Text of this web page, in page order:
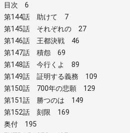
目次 6
第144話 助けて 7
第145話 それぞれの 27
第146話 王都決戦 46
第147話 積怨 69
第148話 今行くよ 89
第149話 証明する義務 109
第150話 700年の悲願 129
第151話 勝つのは 149
第152話 刻限 169
奥付 195